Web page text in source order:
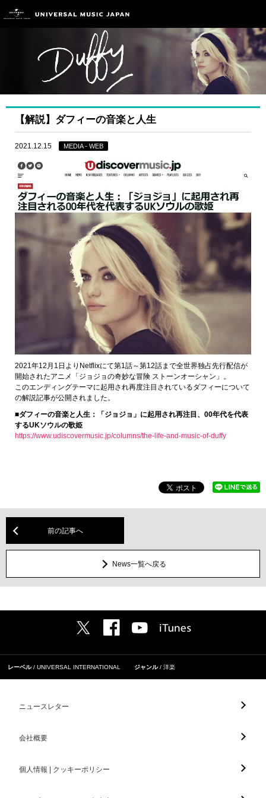
【解説】ダフィーの音楽と人生
2021.12.15 MEDIA - WEB
2021年12月1日よりNetflixにて第1話～第12話まで全世界独占先行配信が
開始されたアニメ「ジョジョの奇妙な冒険 ストーンオーシャン」。
このエンディングテーマに起用され再度注目されているダフィーについて
の解説記事が公開されました。
■ダフィーの音楽と人生：「ジョジョ」に起用され再注目、00年代を代表
するUKソウルの歌姫
https://www.udiscovermusic.jp/columns/the-life-and-music-of-duffy
前の記事へ
News一覧へ戻る
レーベル UNIVERSAL INTERNATIONAL ジャンル 洋楽
ニュースレター
会社概要
個人情報 | クッキーポリシー